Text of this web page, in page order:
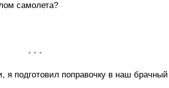
самолета?
• • •
подготовил поправочку в наш брачный